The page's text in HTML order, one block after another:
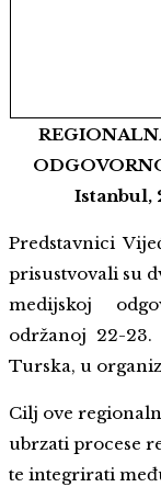
Istanbul,
Predstavnici
prisustvovali su
medijskoj
održanoj 22-
Turska, u
Cilj ove
ubrzati procese
te integrirati